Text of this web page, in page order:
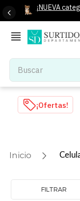
¡NUEVA
Buscar
TÉRMINOS MÁS
1.
tenis mujer
iphone
5.
tenis
¡Ofertas!
FILTRAR